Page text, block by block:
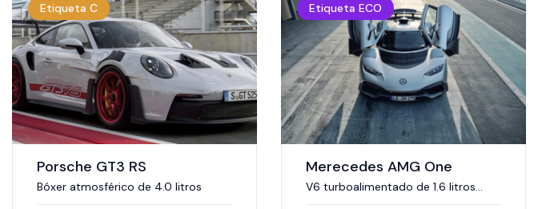
Etiqueta C
Porsche GT3 RS
Bóxer atmosférico de 4.0 litros
Etiqueta ECO
Merecedes AMG One
V6 turboalimentado de 1.6 litros